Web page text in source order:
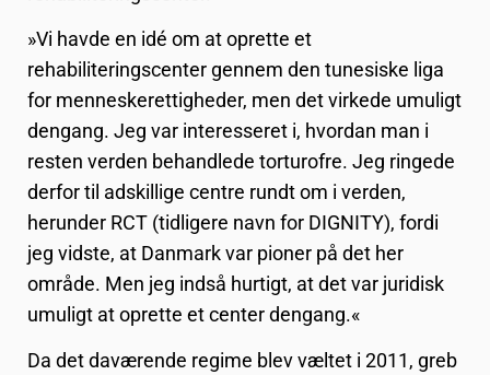
»Vi havde en idé om at oprette et
rehabiliteringscenter gennem den tunesiske liga
for menneskerettigheder, men det virkede umuligt
dengang. Jeg var interesseret i, hvordan man i
resten verden behandlede torturofre. Jeg ringede
derfor til adskillige centre rundt om i verden,
herunder RCT (tidligere navn for DIGNITY), fordi
jeg vidste, at Danmark var pioner på det her
område. Men jeg indså hurtigt, at det var juridisk
umuligt at oprette et center dengang.«
Da det daværende regime blev væltet i 2011, greb